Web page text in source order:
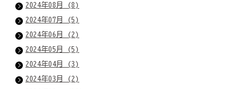
2024年08月 (8)
2024年07月 (5)
2024年06月 (2)
2024年05月 (5)
2024年04月 (3)
2024年03月 (2)